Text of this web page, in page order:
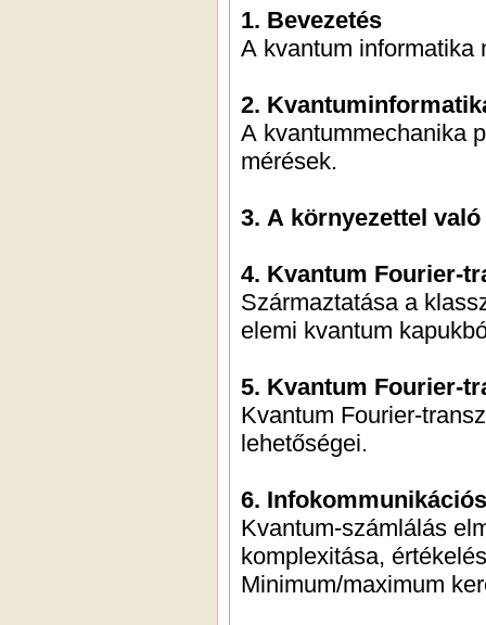
1. Bevezetés
A kvantum informatika
2.
A kvantummechanika
mérések.
3. A környezettel
4. Kvantum Fourier-
Származtatása a
elemi kvantum
5. Kvantum Fourier-
Kvantum Fourier-
lehetőségei.
6.
Kvantum-számlálás
komplexitása,
Minimum/maximum